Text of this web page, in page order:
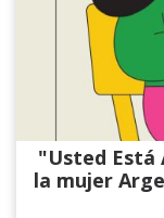
"Usted Está
la mujer